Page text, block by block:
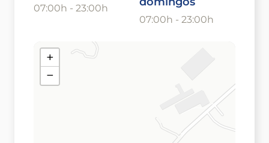
07:00h - 23:00h
07:00h - 23:00h
+
−